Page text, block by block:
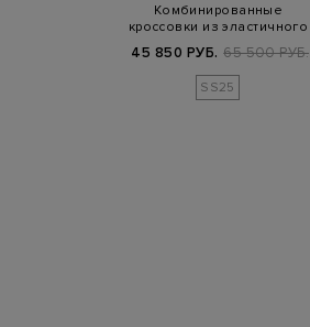
Комбинированные
кроссовки из эластичного
45 850 РУБ. 65 500 РУБ.
SS25